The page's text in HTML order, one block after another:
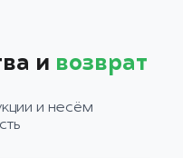
и возврат
и несём